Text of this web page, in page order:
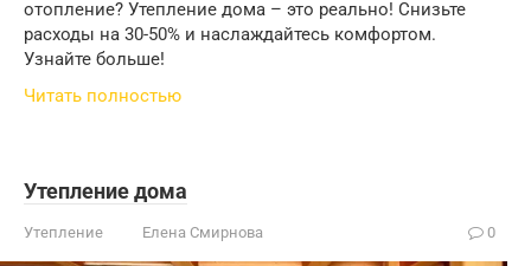
отопление? Утепление дома – это реально! Снизьте
расходы на 30-50% и наслаждайтесь комфортом.
Узнайте больше!
Читать полностью
Утепление дома
Утепление Елена Смирнова 0